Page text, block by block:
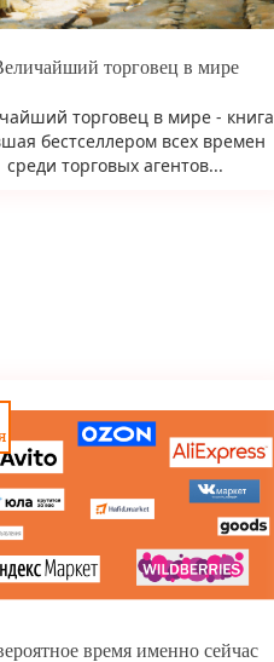
торговец в мире
торговец в мире - книга
бестселлером всех времен
среди торговых агентов...
время именно сейчас